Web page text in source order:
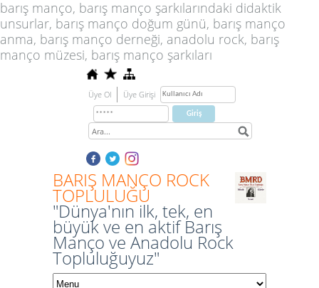
barış manço, barış manço şarkılarındaki didaktik
unsurlar, barış manço doğum günü, barış manço
anma, barış manço derneği, anadolu rock, barış
manço müzesi, barış manço şarkıları
Üye Ol Üye Girişi
BARIŞ MANÇO ROCK
TOPLULUĞU
"Dünya'nın ilk, tek, en
büyük ve en aktif Barış
Manço ve Anadolu Rock
Topluluğuyuz"